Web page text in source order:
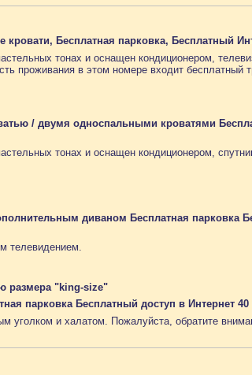
Бесплатная парковка, Бесплатный
тонах и оснащен кондиционером,
проживания в этом номере входит бесплатный
/ двумя односпальными кроватями
тонах и оснащен кондиционером,
диваном Бесплатная парковка
телевидением.
размера "king-size"
парковка Бесплатный доступ в Интернет
уголком и халатом. Пожалуйста, обратите